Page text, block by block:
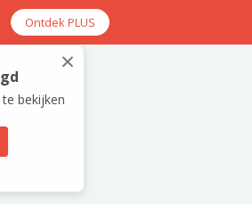
Ontdek PLUS
×
bekijken